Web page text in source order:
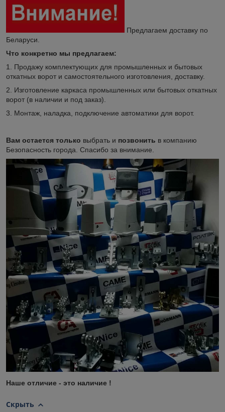
Предлагаем доставку по
Беларуси.
Что конкретно мы предлагаем:
1. Продажу комплектующих для промышленных и бытовых
откатных ворот и самостоятельного изготовления, доставку.
2. Изготовление каркаса промышленных или бытовых откатных
ворот (в наличии и под заказ).
3. Монтаж, наладка, подключение автоматики для ворот.
Вам остается только выбрать и позвонить в компанию
Безопасность города. Спасибо за внимание.
Наше отличие - это наличие !
Скрыть